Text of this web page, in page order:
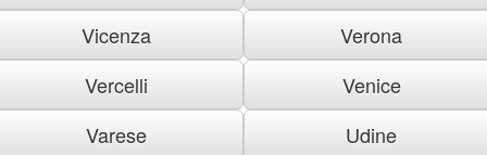
Vicenza
Verona
Vercelli
Venice
Varese
Udine